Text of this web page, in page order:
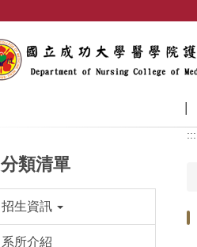
分類清單
招生資訊
系所介紹
:::